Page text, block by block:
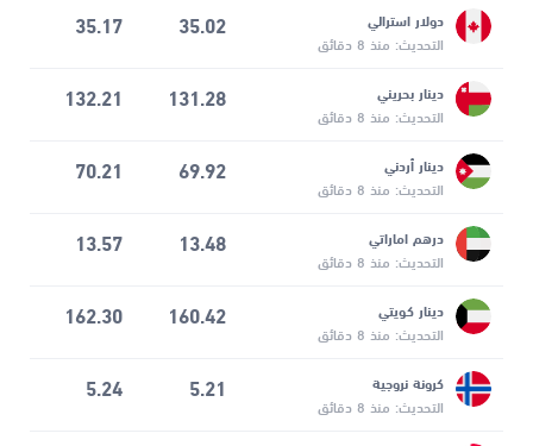
دولار استرالي
التحديث: منذ 8 دقائق
35.02
35.17
دينار بحريني
التحديث: منذ 8 دقائق
131.28
132.21
دينار أردني
التحديث: منذ 8 دقائق
69.92
70.21
درهم اماراتي
التحديث: منذ 8 دقائق
13.48
13.57
دينار كويتي
التحديث: منذ 8 دقائق
160.42
162.30
كرونة نروجية
التحديث: منذ 8 دقائق
5.21
5.24